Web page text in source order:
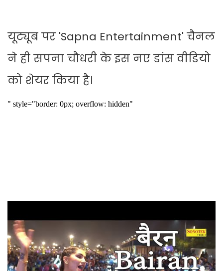
यूट्यूब पर 'Sapna Entertainment' चैनल
ने ही सपना चौधरी के इस नए डांस वीडियो
को शेयर किया है।